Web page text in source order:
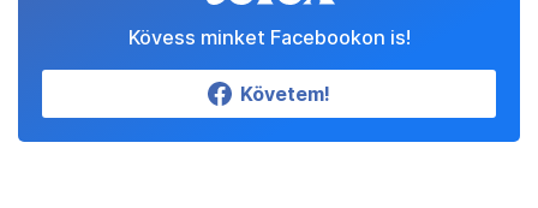
Kövess minket Facebookon is!
Követem!